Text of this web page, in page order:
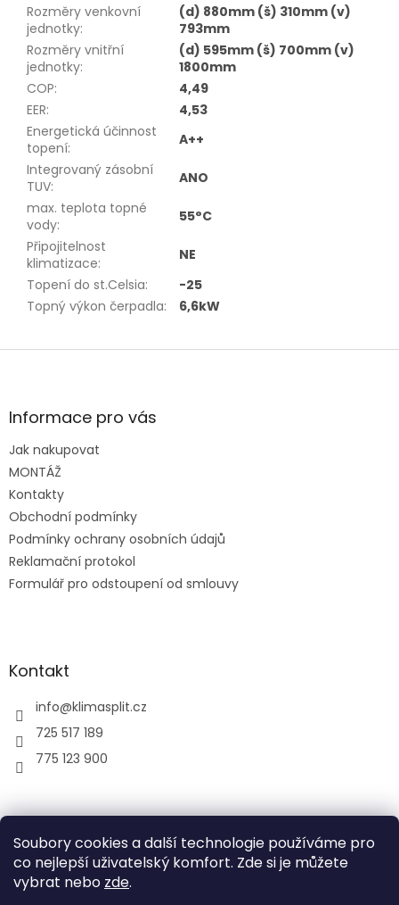
Soubory cookies a další technologie používáme pro
co nejlepší uživatelský komfort. Zde si je můžete
vybrat nebo zde.
Rozměry venkovní
jednotky:
(d) 880mm (š) 310mm (v)
793mm
Rozměry vnitřní
jednotky:
(d) 595mm (š) 700mm (v)
1800mm
COP:
4,49
EER:
4,53
Energetická účinnost
topení:
A++
Integrovaný zásobní
TUV:
ANO
max. teplota topné
vody:
55°C
Připojitelnost
klimatizace:
NE
Topení do st.Celsia:
-25
Topný výkon čerpadla: 6,6kW
Z
aInformace pro vás
Jak nakupovat
MONTÁŽ
Kontakty
Obchodní podmínky
Podmínky ochrany osobních údajů
Reklamační protokol
Formulář pro odstoupení od smlouvy
Kontakt
info@klimasplit.cz
725 517 189
775 123 900
air-cool